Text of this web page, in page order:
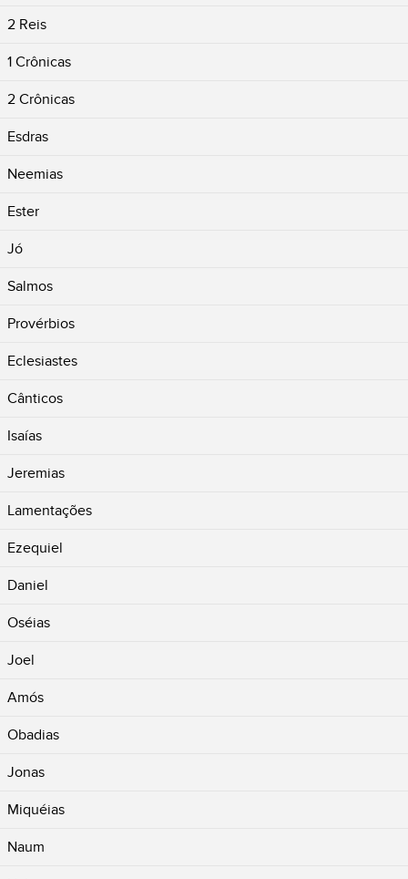
2 Reis
1 Crônicas
2 Crônicas
Esdras
Neemias
Ester
Jó
Salmos
Provérbios
Eclesiastes
Cânticos
Isaías
Jeremias
Lamentações
Ezequiel
Daniel
Oséias
Joel
Amós
Obadias
Jonas
Miquéias
Naum